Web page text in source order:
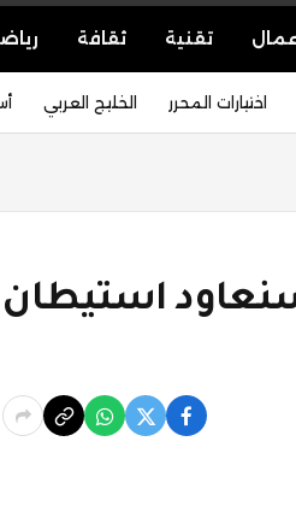
تقنية ثقافة
اختيارات المحرر الخليج العربي
استيطان